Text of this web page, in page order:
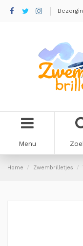
Menu
Home Zwembrilletjes